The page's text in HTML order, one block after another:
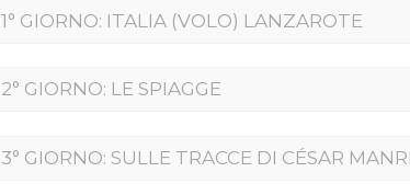
1° GIORNO: ITALIA (VOLO) LANZAROTE
2° GIORNO: LE SPIAGGE
3° GIORNO: SULLE TRACCE DI CÉSAR